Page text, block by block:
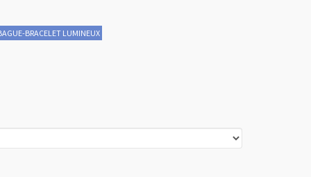
BRACELET LUMINEUX